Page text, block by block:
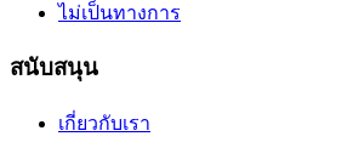
ไม่เป็นทางการ
สนับสนุน
เกี่ยวกับเรา